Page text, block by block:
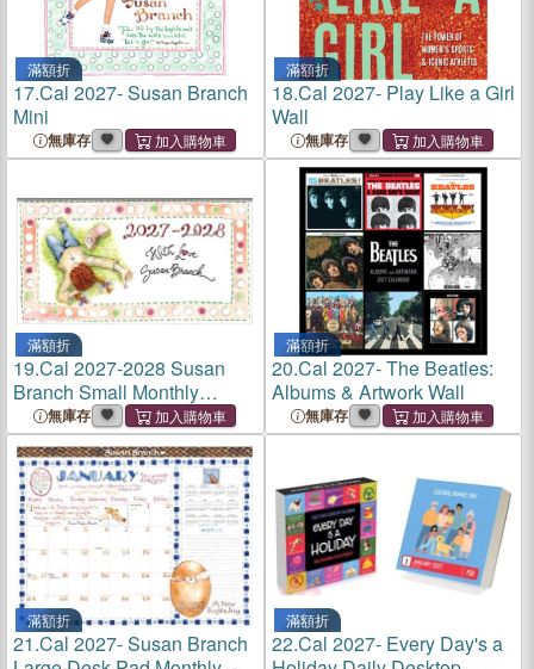
滿額折
17.Cal 2027- Susan Branch
Mini
無庫存
滿額折
18.Cal 2027- Play Like a Girl
Wall
無庫存
滿額折
19.Cal 2027-2028 Susan
Branch Small Monthly
Pocket Planner
無庫存
滿額折
20.Cal 2027- The Beatles:
Albums & Artwork Wall
無庫存
滿額折
21.Cal 2027- Susan Branch
滿額折
22.Cal 2027- Every Day's a